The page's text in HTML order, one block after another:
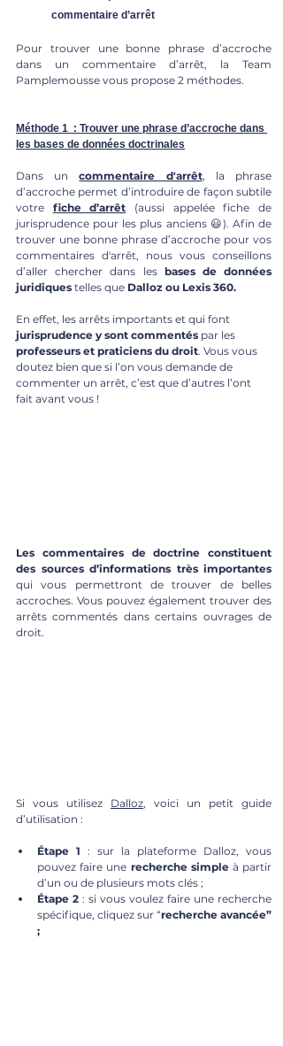
commentaire d’arrêt
Pour trouver une bonne phrase d’accroche
dans un commentaire d’arrêt, la Team
Pamplemousse vous propose 2 méthodes.
Méthode 1  : Trouver une phrase d’accroche dans
les bases de données doctrinales
Dans un commentaire d'arrêt, la phrase
d’accroche permet d’introduire de façon subtile
votre fiche d’arrêt (aussi appelée fiche de
jurisprudence pour les plus anciens 😃). Afin de
trouver une bonne phrase d’accroche pour vos
commentaires d'arrêt, nous vous conseillons
d’aller chercher dans les bases de données
juridiques telles que Dalloz ou Lexis 360.
En effet, les arrêts importants et qui font
jurisprudence y sont commentés par les
professeurs et praticiens du droit. Vous vous
doutez bien que si l’on vous demande de
commenter un arrêt, c’est que d’autres l’ont
fait avant vous !
Les commentaires de doctrine constituent
des sources d’informations très importantes
qui vous permettront de trouver de belles
accroches. Vous pouvez également trouver des
arrêts commentés dans certains ouvrages de
droit.
Si vous utilisez Dalloz, voici un petit guide
d’utilisation :
Étape 1 : sur la plateforme Dalloz, vous
pouvez faire une recherche simple à partir
d’un ou de plusieurs mots clés ;
Étape 2 : si vous voulez faire une recherche
spécifique, cliquez sur “recherche avancée”
;